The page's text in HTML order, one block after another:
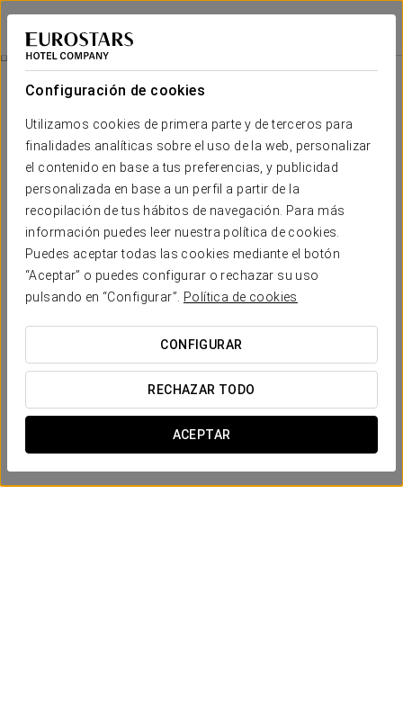
Configuración de cookies
Utilizamos cookies de primera parte y de terceros para
finalidades analíticas sobre el uso de la web, personalizar
el contenido en base a tus preferencias, y publicidad
personalizada en base a un perfil a partir de la
recopilación de tus hábitos de navegación. Para más
información puedes leer nuestra política de cookies.
Puedes aceptar todas las cookies mediante el botón
“Aceptar” o puedes configurar o rechazar su uso
pulsando en “Configurar”.
Política de cookies
CONFIGURAR
RECHAZAR TODO
ACEPTAR
Exe São Lázaro
BRAGANZA
Promociones
Promociones
Experiencia romántica
25 €